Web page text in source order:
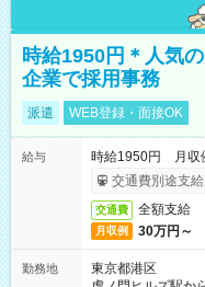
時給1950円＊人気
企業で採用事務
派遣 WEB登録・面接OK
給与
時給1950円 月収
交通費別途支給
交通費 全額支給
月収例 30万円～
勤務地
東京都港区